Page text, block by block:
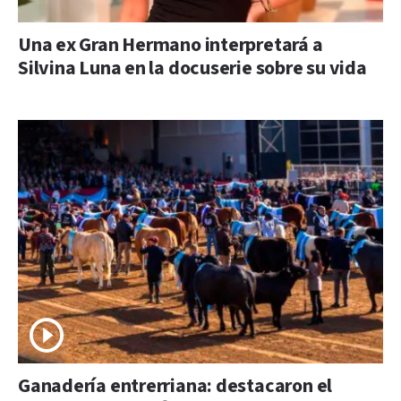
Una ex Gran Hermano interpretará a
Silvina Luna en la docuserie sobre su vida
Ganadería entrerriana: destacaron el